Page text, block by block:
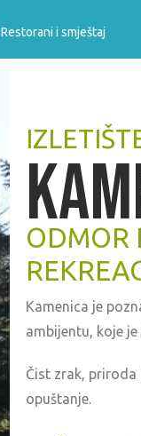
Restorani i smještaj
ODMOR I
Kamenica je
ambijentu, koje
Čist zrak, priroda
opuštanje.